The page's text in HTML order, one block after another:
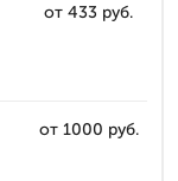
от 433 руб.
от 1000 руб.